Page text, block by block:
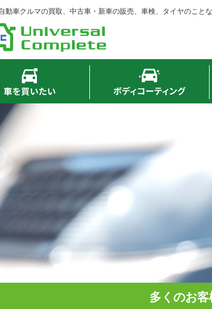
動車クルマの買取、中古車・新車の販売、車検、タイヤのこと
多くのお客